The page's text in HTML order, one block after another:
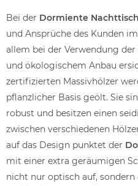
Bei der Dormiente
und Ansprüche des Kunden
allem bei der Verwendung
und ökologischem Anbau
zertifizierten Massivhölzer
pflanzlicher Basis geölt. Sie
robust und besitzen einen
zwischen verschiedenen
auf das Design punktet der
mit einer extra geräumigen
nicht nur optisch auf,